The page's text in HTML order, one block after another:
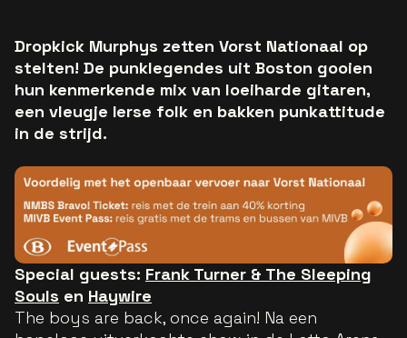
Dropkick Murphys zetten Vorst Nationaal op
stelten! De punklegendes uit Boston gooien
hun kenmerkende mix van loeiharde gitaren,
een vleugje Ierse folk en bakken punkattitude
in de strijd.
Special guests: Frank Turner & The Sleeping
Souls en Haywire
The boys are back, once again! Na een